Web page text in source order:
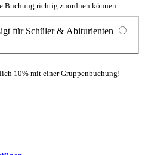
Buchung richtig zuordnen können
für Schüler & Abiturienten
10% mit einer Gruppenbuchung!